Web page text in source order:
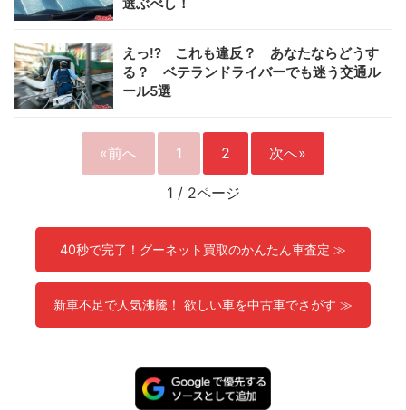
えっ!? これも違反？ あなたならどうす
る？ ベテランドライバーでも迷う交通ル
ール5選
«前へ 1 2 次へ»
1 / 2ページ
40秒で完了！グーネット買取のかんたん車査定 ≫
新車不足で人気沸騰！ 欲しい車を中古車でさがす ≫